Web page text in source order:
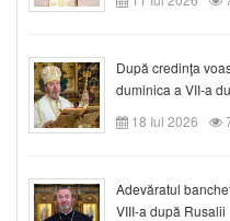
După credinţa
duminica a VII-a
18 Iul 2026
Adevăratul
VIII-a după Rusalii